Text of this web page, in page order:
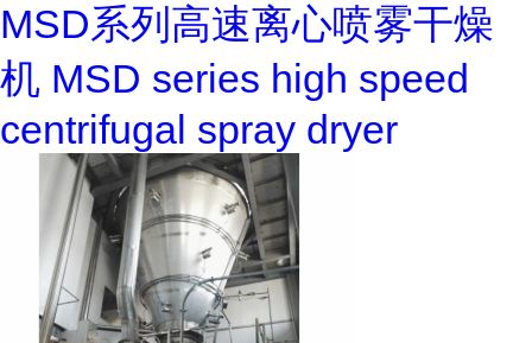
MSD系列高速离心喷雾干燥
机 MSD series high speed
centrifugal spray dryer